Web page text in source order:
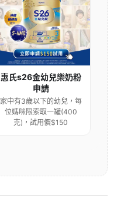
惠氏s26金幼兒樂奶粉
申請
家中有3歲以下的幼兒，每
位媽咪限索取一罐(400
克)，試用價$150